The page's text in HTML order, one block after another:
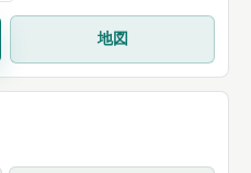
地図